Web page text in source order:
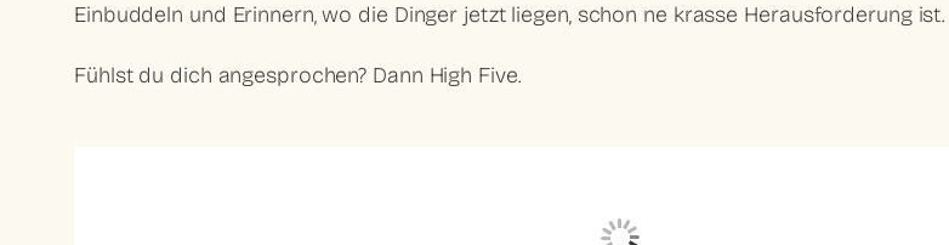
Einbuddeln und Erinnern, wo die Dinger jetzt liegen, schon ne krasse Herausforderung ist.
Fühlst du dich angesprochen? Dann High Five.